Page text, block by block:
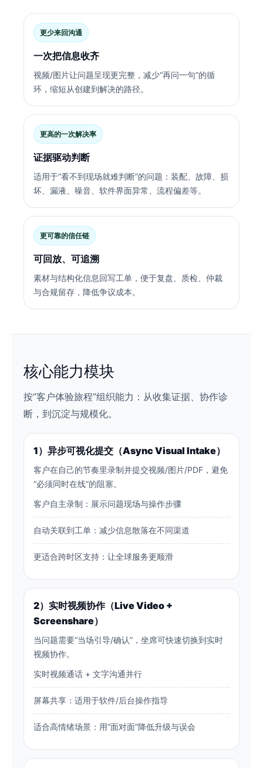
更少来回沟通
一次把信息收齐
视频/图片让问题呈现更完整，减少“再问一句”的循
环，缩短从创建到解决的路径。
更高的一次解决率
证据驱动判断
适用于“看不到现场就难判断”的问题：装配、故障、损
坏、漏液、噪音、软件界面异常、流程偏差等。
更可靠的信任链
可回放、可追溯
素材与结构化信息回写工单，便于复盘、质检、仲裁
与合规留存，降低争议成本。
核心能力模块
按“客户体验旅程”组织能力：从收集证据、协作诊
断，到沉淀与规模化。
1）异步可视化提交（Async Visual Intake）
客户在自己的节奏里录制并提交视频/图片/PDF，避免
“必须同时在线”的阻塞。
客户自主录制：展示问题现场与操作步骤
自动关联到工单：减少信息散落在不同渠道
更适合跨时区支持：让全球服务更顺滑
2）实时视频协作（Live Video +
Screenshare）
当问题需要“当场引导/确认”，坐席可快速切换到实时
视频协作。
实时视频通话 + 文字沟通并行
屏幕共享：适用于软件/后台操作指导
适合高情绪场景：用“面对面”降低升级与误会